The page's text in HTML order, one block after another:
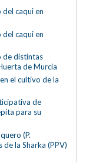
caqui en
caqui en
de distintas
de Murcia
el cultivo de la
de
para su
(P.
la Sharka (PPV)